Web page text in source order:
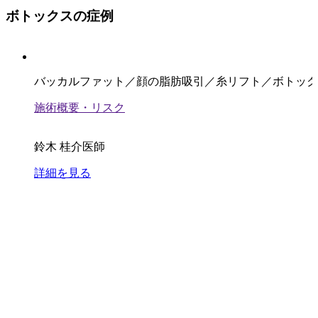
ボトックスの症例
バッカルファット／顔の脂肪吸引／糸リフト／ボトッ
施術概要・リスク
鈴木 桂介医師
詳細を見る